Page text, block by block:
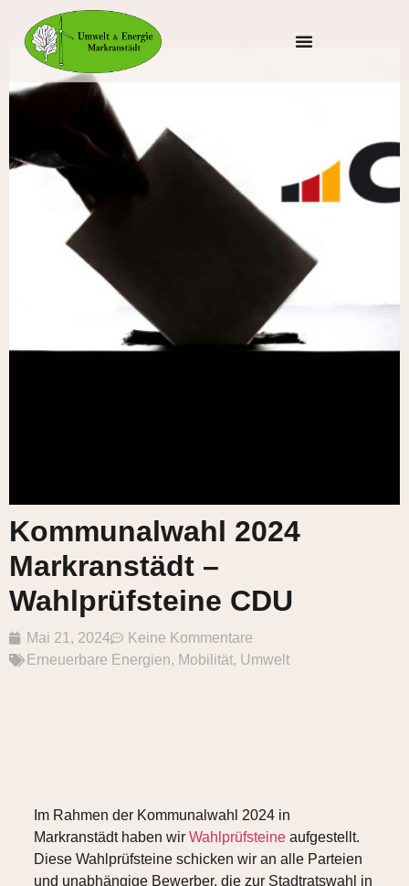
Kommunalwahl 2024
Markranstädt –
Wahlprüfsteine CDU
Mai 21, 2024
Keine Kommentare
Erneuerbare Energien, Mobilität, Umwelt
Im Rahmen der Kommunalwahl 2024 in
Markranstädt haben wir Wahlprüfsteineaufgestellt.
Diese Wahlprüfsteine schicken wir an alle Parteien
und unabhängige Bewerber, die zur Stadtratswahl in